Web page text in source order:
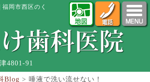
岡市西区のく
4801-91
Blog > 唾液で洗い流せない！